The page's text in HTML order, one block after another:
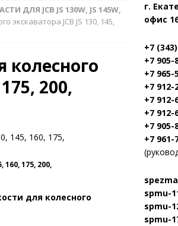
ДЛЯ JCB JS 130W, JS 145W,
экскаватора JCB JS 130, 145,
200,
175, 200,
для колесного
г.
офис
+7
+7 905-
+7 965-
+7 912-
+7 912-
+7 912-
+7 905-
+7 961-
spmu-
spmu-
spmu-